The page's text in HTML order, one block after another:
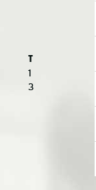
T
1
3